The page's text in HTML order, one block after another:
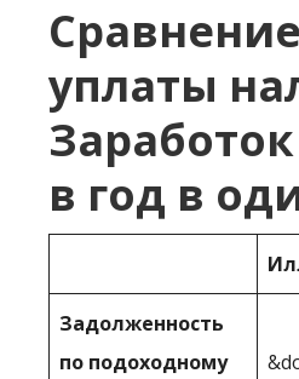
уплаты
в год в
Задолженность
по подоходному